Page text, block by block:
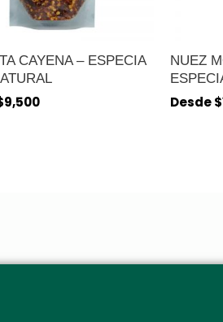
CAYENA – ESPECIA
9,500
NUEZ
Desde$